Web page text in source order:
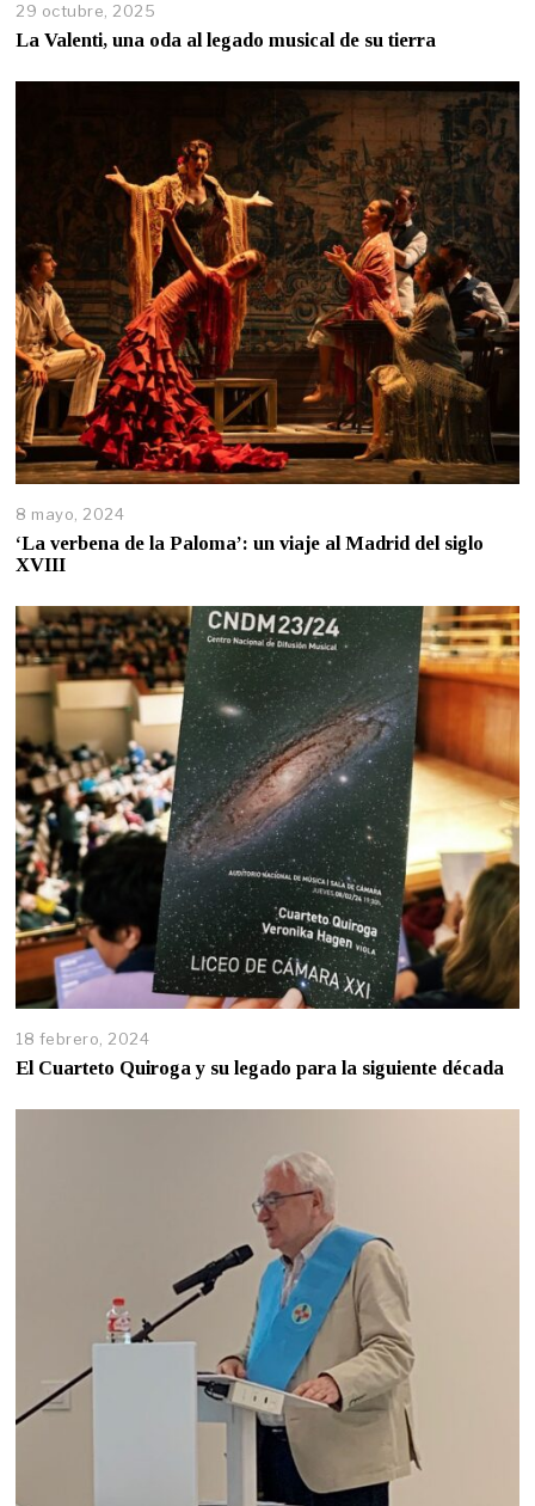
29 octubre, 2025
La Valenti, una oda al legado musical de su tierra
8 mayo, 2024
‘La verbena de la Paloma’: un viaje al Madrid del siglo
XVIII
18 febrero, 2024
El Cuarteto Quiroga y su legado para la siguiente década